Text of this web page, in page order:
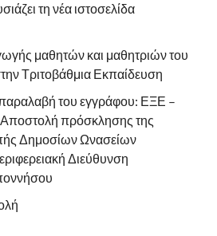
τη νέα ιστοσελίδα
μαθητών και μαθητριών του
Τριτοβάθμια Εκπαίδευση
του εγγράφου: ΕΞΕ –
πρόσκλησης της
Δημοσίων Ωνασείων
Διεύθυνση